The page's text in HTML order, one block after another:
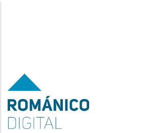
contenido
principal